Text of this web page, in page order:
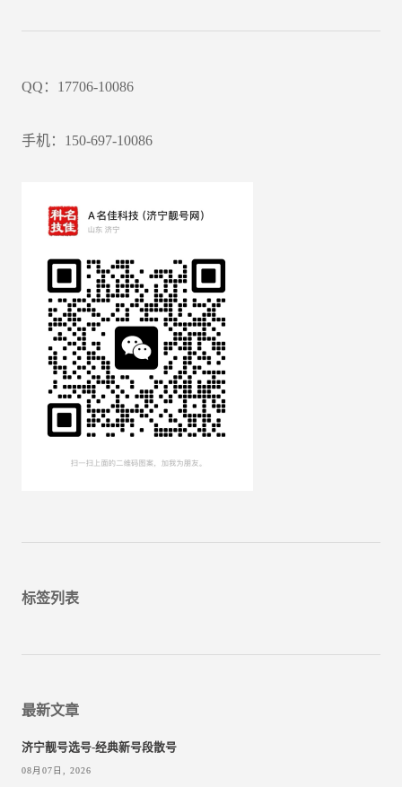
QQ：17706-10086
手机：150-697-10086
标签列表
最新文章
济宁靓号选号-经典新号段散号
08月07日, 2026